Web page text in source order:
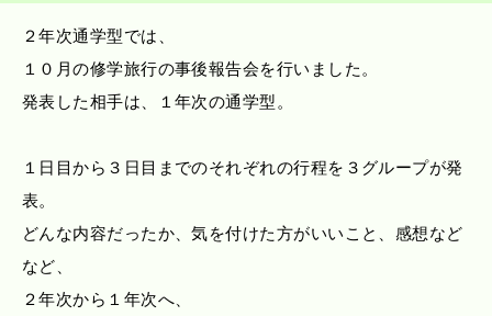
２年次通学型では、
１０月の修学旅行の事後報告会を行いました。
発表した相手は、１年次の通学型。
１日目から３日目までのそれぞれの行程を３グループが発
表。
どんな内容だったか、気を付けた方がいいこと、感想など
など、
２年次から１年次へ、